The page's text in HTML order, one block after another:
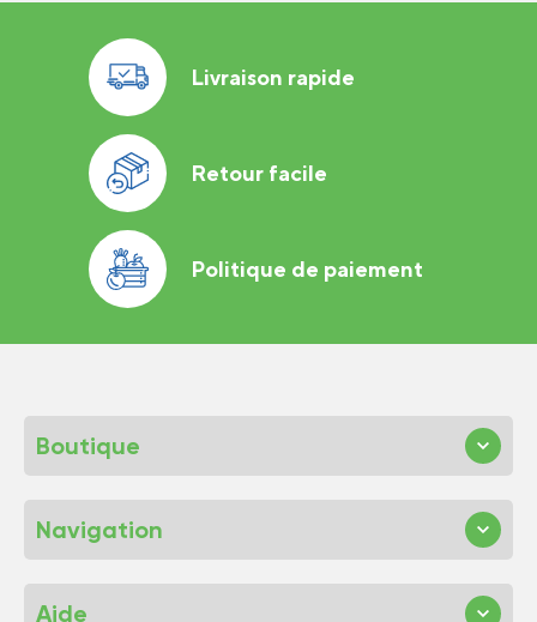
Livraison rapide
Retour facile
Politique de paiement
Boutique
Navigation
Aide